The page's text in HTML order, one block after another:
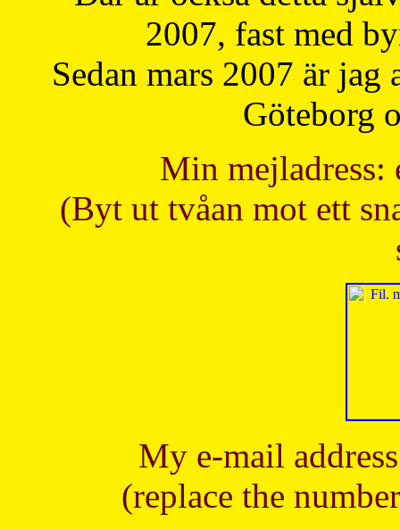
2007, fast med
Sedan mars 2007 är
Göteborg
Min mejladress:
(Byt ut tvåan mot ett
My e-mail
(replace the